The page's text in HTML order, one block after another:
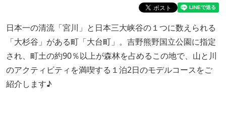
日本一の清流「宮川」と日本三大峡谷の１つに数えられる
「大杉谷」がある町「大台町」。吉野熊野国立公園に指定
され、町土の約90％以上が森林を占めるこの地で、山と川
のアクティビティを満喫する１泊2日のモデルコースをご
紹介します♪